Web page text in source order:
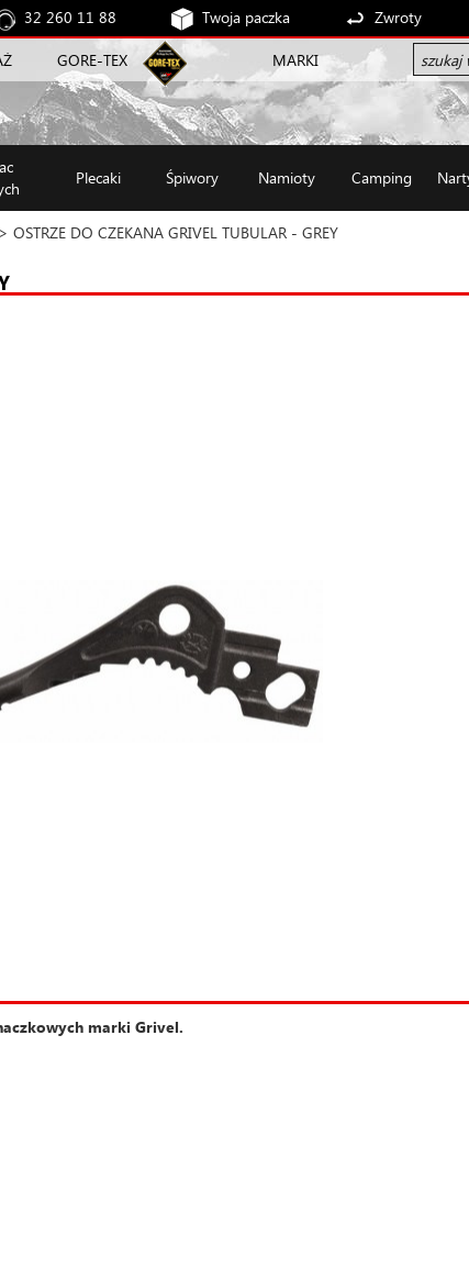
32 260 11 88 Twoja paczka Zwroty
GORE-TEX MARKI
Plecaki Śpiwory Namioty Camping
> OSTRZE DO CZEKANA GRIVEL TUBULAR - GREY
marki Grivel.